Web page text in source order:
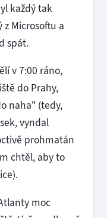
každý tak
Microsoftu a
spát.
v 7:00 ráno,
do Prahy,
naha" (tedy,
vyndal
prohmatán
chtěl, aby to
moc